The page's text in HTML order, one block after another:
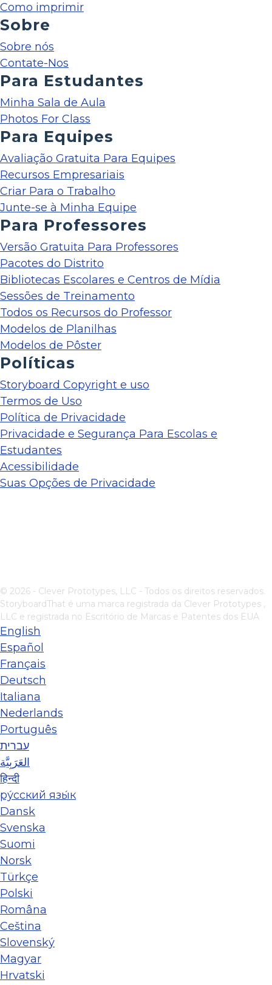
Como imprimir
Sobre
Sobre nós
Contate-Nos
Para Estudantes
Minha Sala de Aula
Photos For Class
Para Equipes
Avaliação Gratuita Para Equipes
Recursos Empresariais
Criar Para o Trabalho
Junte-se à Minha Equipe
Para Professores
Versão Gratuita Para Professores
Pacotes do Distrito
Bibliotecas Escolares e Centros de Mídia
Sessões de Treinamento
Todos os Recursos do Professor
Modelos de Planilhas
Modelos de Pôster
Políticas
Storyboard Copyright e uso
Termos de Uso
Política de Privacidade
Privacidade e Segurança Para Escolas e
Estudantes
Acessibilidade
Suas Opções de Privacidade
© 2026 - Clever Prototypes, LLC - Todos os direitos reservados.
StoryboardThat é uma marca registrada da Clever Prototypes ,
LLC e registrada no Escritório de Marcas e Patentes dos EUA
English
Español
Français
Deutsch
Italiana
Nederlands
Português
עברית
العَرَبِيَّة
हिन्दी
ру́сский язы́к
Dansk
Svenska
Suomi
Norsk
Türkçe
Polski
Româna
Ceština
Slovenský
Magyar
Hrvatski